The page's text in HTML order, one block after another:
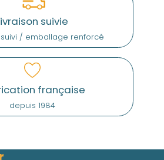
suivie
/ emballage renforcé
française
depuis 1984